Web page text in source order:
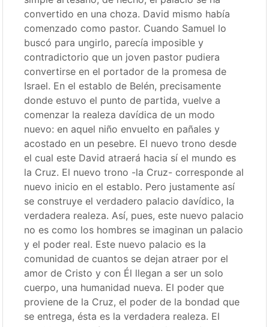
convertido en una choza. David mismo había
comenzado como pastor. Cuando Samuel lo
buscó para ungirlo, parecía imposible y
contradictorio que un joven pastor pudiera
convertirse en el portador de la promesa de
Israel. En el establo de Belén, precisamente
donde estuvo el punto de partida, vuelve a
comenzar la realeza davídica de un modo
nuevo: en aquel niño envuelto en pañales y
acostado en un pesebre. El nuevo trono desde
el cual este David atraerá hacia sí el mundo es
la Cruz. El nuevo trono -la Cruz- corresponde al
nuevo inicio en el establo. Pero justamente así
se construye el verdadero palacio davídico, la
verdadera realeza. Así, pues, este nuevo palacio
no es como los hombres se imaginan un palacio
y el poder real. Este nuevo palacio es la
comunidad de cuantos se dejan atraer por el
amor de Cristo y con Él llegan a ser un solo
cuerpo, una humanidad nueva. El poder que
proviene de la Cruz, el poder de la bondad que
se entrega, ésta es la verdadera realeza. El